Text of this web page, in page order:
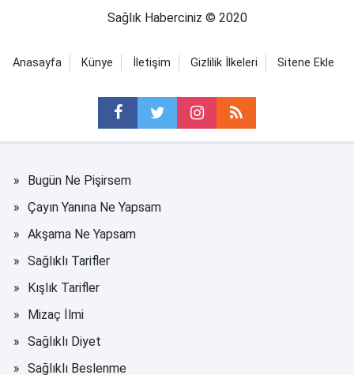
Sağlık Haberciniz © 2020
Anasayfa Künye İletişim Gizlilik İlkeleri Sitene Ekle
Bugün Ne Pişirsem
Çayın Yanına Ne Yapsam
Akşama Ne Yapsam
Sağlıklı Tarifler
Kışlık Tarifler
Mizaç İlmi
Sağlıklı Diyet
Sağlıklı Beslenme